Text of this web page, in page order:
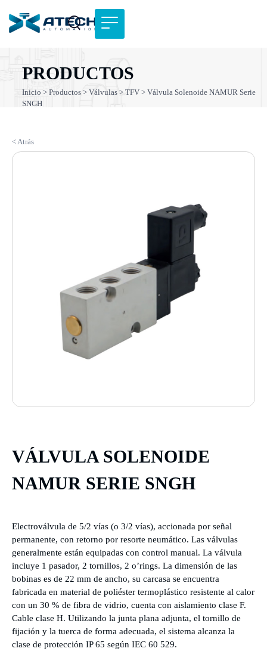
PRODUCTOS
Inicio > Productos > Válvulas > TFV > Válvula Solenoide NAMUR Serie
SNGH
< Atrás
VÁLVULA SOLENOIDE
NAMUR SERIE SNGH
Electroválvula de 5/2 vías (o 3/2 vías), accionada por señal
permanente, con retorno por resorte neumático. Las válvulas
generalmente están equipadas con control manual. La válvula
incluye 1 pasador, 2 tornillos, 2 o’rings. La dimensión de las
bobinas es de 22 mm de ancho, su carcasa se encuentra
fabricada en material de poliéster termoplástico resistente al calor
con un 30 % de fibra de vidrio, cuenta con aislamiento clase F.
Cable clase H. Utilizando la junta plana adjunta, el tornillo de
fijación y la tuerca de forma adecuada, el sistema alcanza la
clase de protección IP 65 según IEC 60 529.